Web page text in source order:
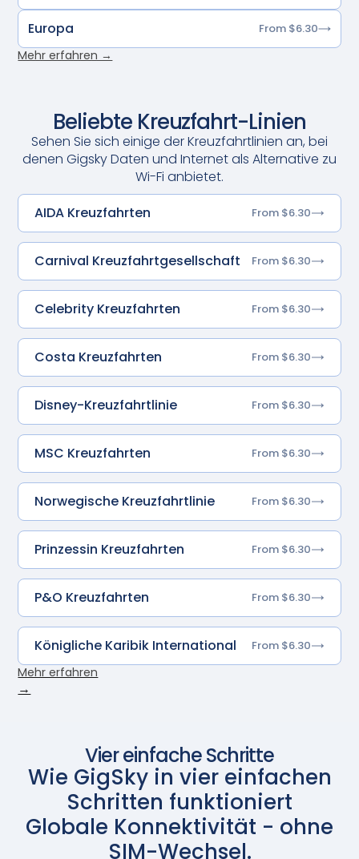
Europa From $6.30
Mehr erfahren →
Beliebte Kreuzfahrt-Linien
Sehen Sie sich einige der Kreuzfahrtlinien an, bei
denen Gigsky Daten und Internet als Alternative zu
Wi-Fi anbietet.
AIDA Kreuzfahrten
From $6.30
Carnival Kreuzfahrtgesellschaft From $6.30
Celebrity Kreuzfahrten From $6.30
Costa Kreuzfahrten From $6.30
Disney-Kreuzfahrtlinie From $6.30
MSC Kreuzfahrten From $6.30
Norwegische Kreuzfahrtlinie From $6.30
Prinzessin Kreuzfahrten From $6.30
P&O Kreuzfahrten From $6.30
Königliche Karibik International From $6.30
Mehr erfahren
→
Vier einfache Schritte
Wie GigSky in vier einfachen
Schritten funktioniert
Globale Konnektivität - ohne
SIM-Wechsel.